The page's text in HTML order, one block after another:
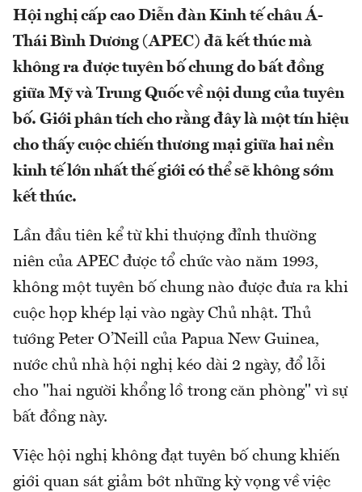
Hội nghị cấp cao Diễn đàn Kinh tế châu Á-
Thái Bình Dương (APEC) đã kết thúc mà
không ra được tuyên bố chung do bất đồng
giữa Mỹ và Trung Quốc về nội dung của tuyên
bố. Giới phân tích cho rằng đây là một tín hiệu
cho thấy cuộc chiến thương mại giữa hai nền
kinh tế lớn nhất thế giới có thể sẽ không sớm
kết thúc.
Lần đầu tiên kể từ khi thượng đỉnh thường
niên của APEC được tổ chức vào năm 1993,
không một tuyên bố chung nào được đưa ra khi
cuộc họp khép lại vào ngày Chủ nhật. Thủ
tướng Peter O’Neill của Papua New Guinea,
nước chủ nhà hội nghị kéo dài 2 ngày, đổ lỗi
cho "hai người khổng lồ trong căn phòng" vì sự
bất đồng này.
Việc hội nghị không đạt tuyên bố chung khiến
giới quan sát giảm bớt những kỳ vọng về việc